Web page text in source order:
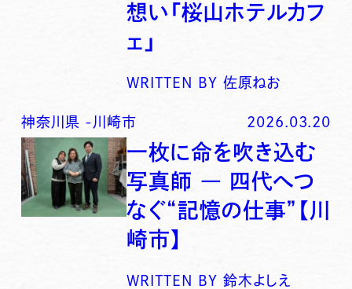
想い「桜山ホテルカフ
ェ」
WRITTEN BY 佐原ねお
神奈川県 - 川崎市 2026.03.20
一枚に命を吹き込む
写真師 ― 四代へつ
なぐ“記憶の仕事”【川
崎市】
WRITTEN BY 鈴木よしえ